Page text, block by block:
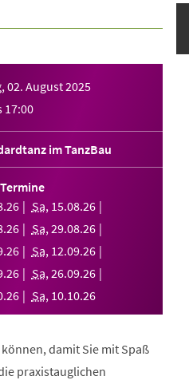
02. August 2025
17:00
im TanzBau
.26 Sa, 15.08.26
.26 Sa,29.08.26
.26 Sa, 12.09.26
.26 Sa,26.09.26
.26 Sa, 10.10.26
damit Sie mit Spaß
praxistauglichen